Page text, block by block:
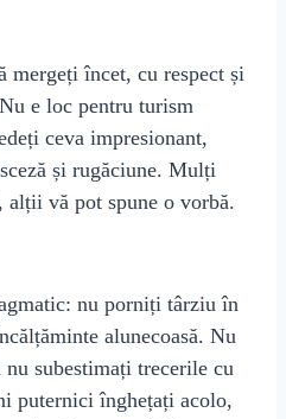
mergeți încet, cu respect și
e loc pentru turism
ceva impresionant,
și rugăciune. Mulți
alții vă pot spune o vorbă.
nu porniți târziu în
alunecoasă. Nu
subestimați trecerile cu
puternici înghețați acolo,